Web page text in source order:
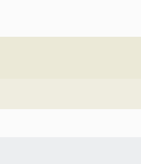
de mettre en place, en
en matière technologique a,